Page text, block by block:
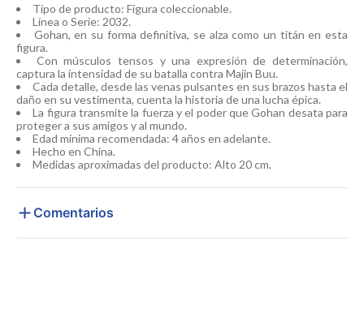
Tipo de producto: Figura coleccionable.
Línea o Serie: 2032.
Gohan, en su forma definitiva, se alza como un titán en esta
figura.
Con músculos tensos y una expresión de determinación,
captura la intensidad de su batalla contra Majin Buu.
Cada detalle, desde las venas pulsantes en sus brazos hasta el
daño en su vestimenta, cuenta la historia de una lucha épica.
La figura transmite la fuerza y el poder que Gohan desata para
proteger a sus amigos y al mundo.
Edad mínima recomendada: 4 años en adelante.
Hecho en China.
Medidas aproximadas del producto: Alto 20 cm.
Comentarios